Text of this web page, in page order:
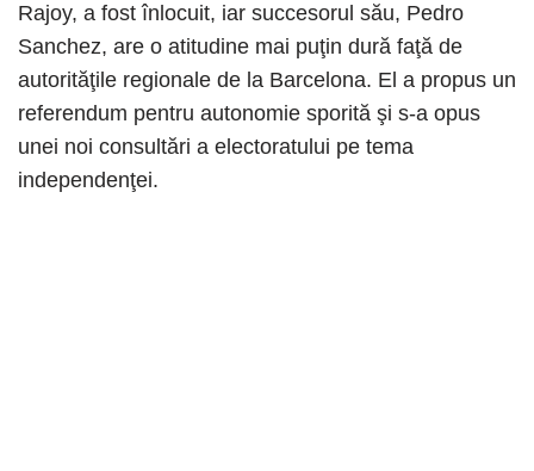
Rajoy, a fost înlocuit, iar succesorul său, Pedro
Sanchez, are o atitudine mai puţin dură faţă de
autorităţile regionale de la Barcelona. El a propus un
referendum pentru autonomie sporită şi s-a opus
unei noi consultări a electoratului pe tema
independenţei.